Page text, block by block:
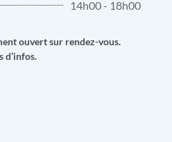
14h00 - 18h00
ouvert sur rendez-vous.
d’infos.